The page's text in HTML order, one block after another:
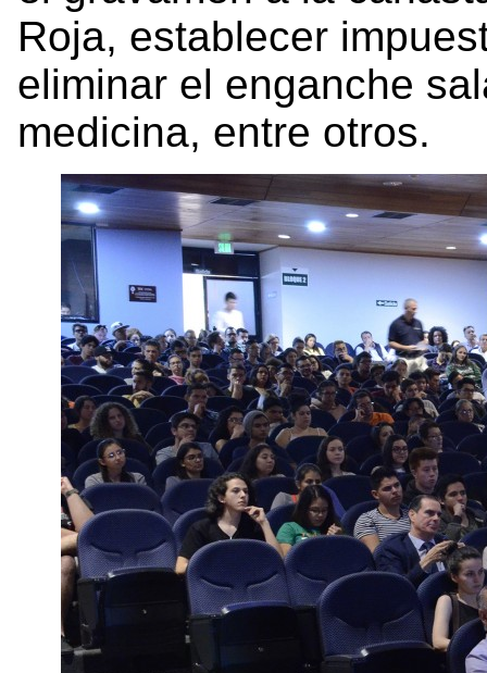
Roja, establecer
eliminar el enganche
medicina, entre otros.